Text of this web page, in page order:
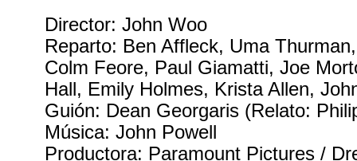
Director: John Woo
Reparto: Ben Affleck, Uma
Colm Feore, Paul Giamatti, Joe
Hall, Emily Holmes, Krista Allen,
Guión: Dean Georgaris (Relato:
Música: John Powell
Productora: Paramount Pictures /